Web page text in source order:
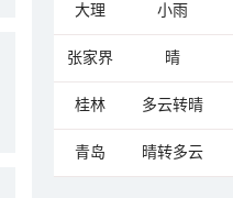
大理 小雨
张家界 晴
桂林 多云转晴
青岛 晴转多云